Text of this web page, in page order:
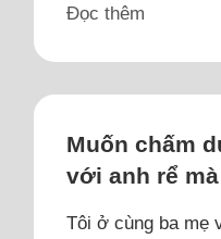
Đọc thêm
Muốn chấm
với anh rể
Tôi ở cùng ba mẹ